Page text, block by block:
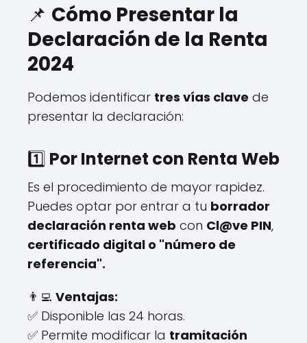
📌 Cómo Presentar la
Declaración de la Renta
2024
Podemos identificar tres vías clave de
presentar la declaración:
1️⃣ Por Internet con Renta Web
Es el procedimiento de mayor rapidez.
Puedes optar por entrar a tu borrador
declaración renta web con Cl@ve PIN,
certificado digital o "número de
referencia".
👨‍💻 Ventajas:
✅ Disponible las 24 horas.
✅ Permite modificar la tramitación